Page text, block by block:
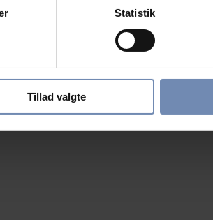
Statistik
Tillad valgte